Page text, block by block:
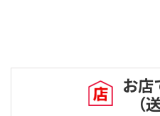
お店
（